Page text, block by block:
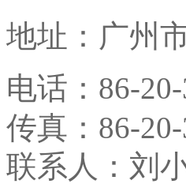
地址： 广州
电话： 86-
传真： 86-
联系人：刘